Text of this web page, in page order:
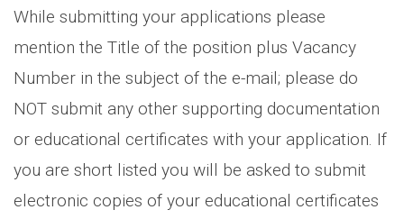
While submitting your applications please
mention the Title of the position plus Vacancy
Number in the subject of the e-mail; please do
NOT submit any other supporting documentation
or educational certificates with your application. If
you are short listed you will be asked to submit
electronic copies of your educational certificates